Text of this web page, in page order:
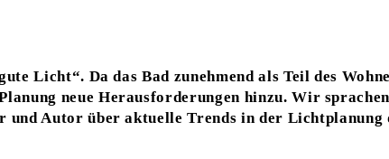
Licht“. Da das Bad zunehmend als Teil des
neue Herausforderungen hinzu. Wir
und Autor über aktuelle Trends in der Lichtplanung